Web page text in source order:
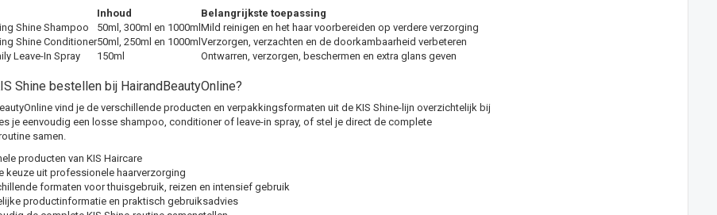
Inhoud
Belangrijkste toepassing
Shine Shampoo
50ml, 300ml en 1000mlMild reinigen en het haar voorbereiden op verdere verzorging
Shine Conditioner50ml, 250ml en 1000mlVerzorgen, verzachten en de doorkambaarheid verbeteren
Leave-In Spray
150ml Ontwarren, verzorgen, beschermen en extra glans geven
Shine bestellen bij HairandBeautyOnline?
vind je de verschillende producten en verpakkingsformaten uit de KIS Shine-lijn overzichtelijk bij
je eenvoudig een losse shampoo, conditioner of leave-in spray, of stel je direct de complete
samen.
producten van KIS Haircare
keuze uit professionele haarverzorging
formaten voor thuisgebruik, reizen en intensief gebruik
productinformatie en praktisch gebruiksadvies